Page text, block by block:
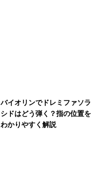
バイオリンでドレミファソラ
シドはどう弾く？指の位置を
わかりやすく解説